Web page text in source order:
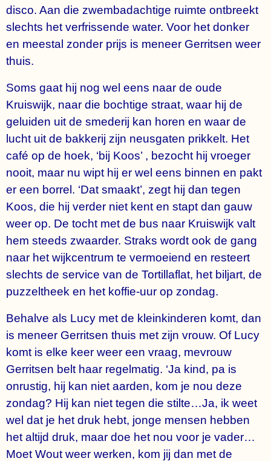
disco. Aan die zwembadachtige ruimte ontbreekt
slechts het verfrissende water. Voor het donker
en meestal zonder prijs is meneer Gerritsen weer
thuis.
Soms gaat hij nog wel eens naar de oude
Kruiswijk, naar die bochtige straat, waar hij de
geluiden uit de smederij kan horen en waar de
lucht uit de bakkerij zijn neusgaten prikkelt. Het
café op de hoek, ‘bij Koos’ , bezocht hij vroeger
nooit, maar nu wipt hij er wel eens binnen en pakt
er een borrel. ‘Dat smaakt’, zegt hij dan tegen
Koos, die hij verder niet kent en stapt dan gauw
weer op. De tocht met de bus naar Kruiswijk valt
hem steeds zwaarder. Straks wordt ook de gang
naar het wijkcentrum te vermoeiend en resteert
slechts de service van de Tortillaflat, het biljart, de
puzzeltheek en het koffie-uur op zondag.
Behalve als Lucy met de kleinkinderen komt, dan
is meneer Gerritsen thuis met zijn vrouw. Of Lucy
komt is elke keer weer een vraag, mevrouw
Gerritsen belt haar regelmatig. ‘Ja kind, pa is
onrustig, hij kan niet aarden, kom je nou deze
zondag? Hij kan niet tegen die stilte…Ja, ik weet
wel dat je het druk hebt, jonge mensen hebben
het altijd druk, maar doe het nou voor je vader…
Moet Wout weer werken, kom jij dan met de